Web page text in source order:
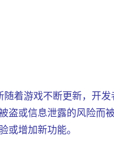
着游戏不断更新，开
盗或信息泄露的风险而
或增加新功能。